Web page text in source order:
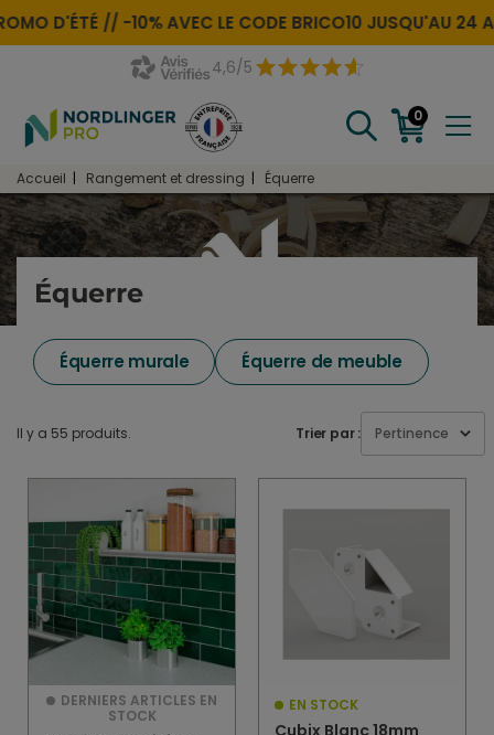
D'ÉTÉ // -10% AVEC LE CODEBRICO10JUSQU'AU 24
4,6/5
0
Accueil Rangement et dressing Équerre
Équerre
Équerre murale Équerre de meuble
Il y a 55 produits. Trier par : Pertinence
DERNIERS ARTICLES EN
STOCK
EN STOCK